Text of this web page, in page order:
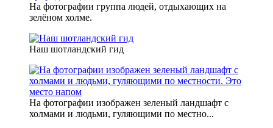
На фотографии группа людей, отдыхающих на
зелёном холме.
Наш шотландский гид
На фотографии изображен зеленый ландшафт с
холмами и людьми, гуляющими по местно...